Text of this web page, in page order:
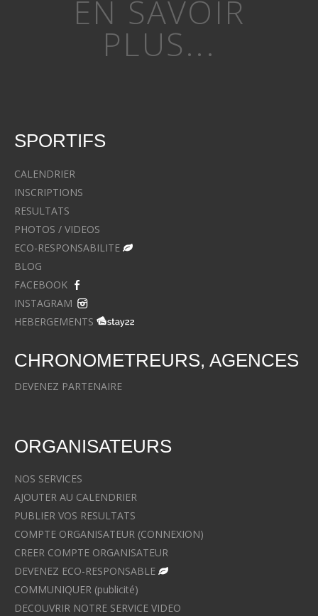
EN SAVOIR
PLUS...
SPORTIFS
CALENDRIER
INSCRIPTIONS
RESULTATS
PHOTOS / VIDEOS
ECO-RESPONSABILITE
BLOG
FACEBOOK
INSTAGRAM
HEBERGEMENTS
CHRONOMETREURS, AGENCES
DEVENEZ PARTENAIRE
ORGANISATEURS
NOS SERVICES
AJOUTER AU CALENDRIER
PUBLIER VOS RESULTATS
COMPTE ORGANISATEUR (CONNEXION)
CREER COMPTE ORGANISATEUR
DEVENEZ ECO-RESPONSABLE
COMMUNIQUER (publicité)
DECOUVRIR NOTRE SERVICE VIDEO